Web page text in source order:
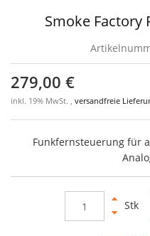
Smoke Factory
279,00 €
inkl. 19% MwSt. , versandfreie
Funkfernsteuerung für
Stk